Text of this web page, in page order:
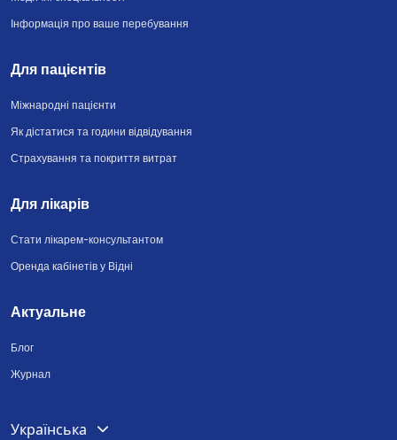
Інформація про ваше перебування
Для пацієнтів
Міжнародні пацієнти
Як дістатися та години відвідування
Страхування та покриття витрат
Для лікарів
Стати лікарем-консультантом
Оренда кабінетів у Відні
Актуальне
Блог
Журнал
Українська
Deutsch